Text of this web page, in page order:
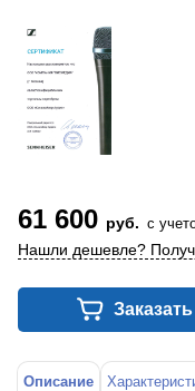
61 600 руб. с
Нашли дешевле?
Заказать
Описание